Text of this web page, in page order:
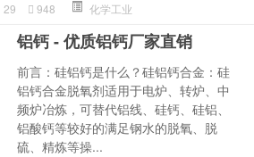
29 948 化学工业
铝钙 - 优质铝钙厂家直销
前言：硅铝钙是什么？硅铝钙合金：硅
铝钙合金脱氧剂适用于电炉、转炉、中
频炉冶炼，可替代铝线、硅钙、硅铝、
铝酸钙等较好的满足钢水的脱氧、脱
硫、精炼等操...